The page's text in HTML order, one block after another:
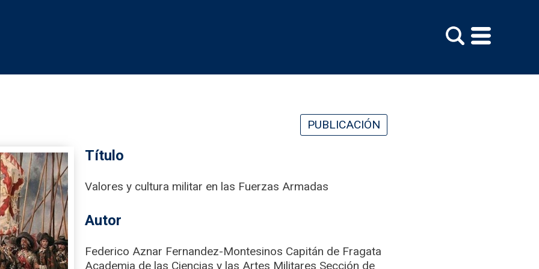
PUBLICACIÓN
Título
Valores y cultura militar en las Fuerzas Armadas
Autor
Federico Aznar Fernandez-Montesinos Capitán de Fragata
Academia de las Ciencias y las Artes Militares Sección de